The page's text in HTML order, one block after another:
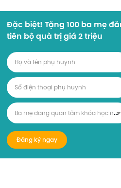
Đặc biệt! Tặng 100 ba mẹ
tiên bộ quà trị giá 2 triệu
B
a mẹ đang quan tâm khóa học nào?
Đăng ký ngay